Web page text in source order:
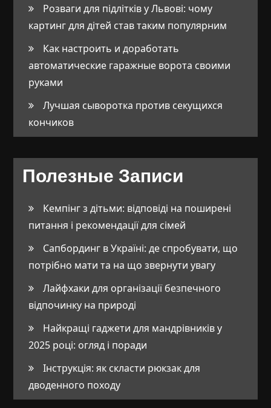
Розваги для підлітків у Львові: чому
картинг для дітей став таким популярним
Как настроить и доработать
автоматические гаражные ворота своими
руками
Лучшая сыворотка против секущихся
кончиков
Полезные Записи
Кемпінг з дітьми: відповіді на поширені
питання і рекомендації для сімей
Сапбординг в Україні: де спробувати, що
потрібно мати та на що звернути увагу
Лайфхаки для організації безпечного
відпочинку на природі
Найкращі гаджети для мандрівників у
2025 році: огляд і поради
Інструкція: як скласти рюкзак для
дводенного походу